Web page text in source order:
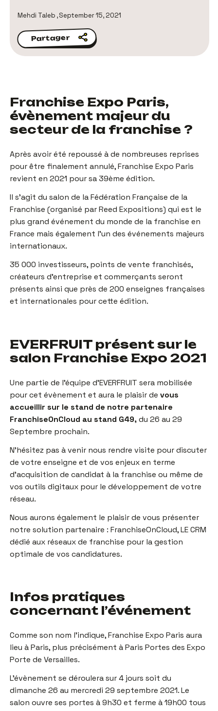
Mehdi Taleb ,September 15, 2021
Partager
Partager
Franchise Expo Paris,
évènement majeur du
secteur de la franchise ?
Après avoir été repoussé à de nombreuses reprises
pour être finalement annulé, Franchise Expo Paris
revient en 2021 pour sa 39ème édition.
Il s’agit du salon de la Fédération Française de la
Franchise (organisé par Reed Expositions) qui est le
plus grand événement du monde de la franchise en
France mais également l’un des événements majeurs
internationaux.
35 000 investisseurs, points de vente franchisés,
créateurs d’entreprise et commerçants seront
présents ainsi que près de 200 enseignes françaises
et internationales pour cette édition.
EVERFRUIT présent sur le
salon Franchise Expo 2021
Une partie de l’équipe d’EVERFRUIT sera mobilisée
pour cet évènement et aura le plaisir de vous
accueillir sur le stand de notre partenaire
FranchiseOnCloud au stand G49,du 26 au 29
Septembre prochain.
N’hésitez pas à venir nous rendre visite pour discuter
de votre enseigne et de vos enjeux en terme
d’acquisition de candidat à la franchise ou même de
vos outils digitaux pour le développement de votre
réseau.
Nous aurons également le plaisir de vous présenter
notre solution partenaire : FranchiseOnCloud, LE CRM
dédié aux réseaux de franchise pour la gestion
optimale de vos candidatures.
Infos pratiques
concernant l’événement
Comme son nom l’indique, Franchise Expo Paris aura
lieu à Paris, plus précisément à Paris Portes des Expo
Porte de Versailles.
L’évènement se déroulera sur 4 jours soit du
dimanche 26 au mercredi 29 septembre 2021. Le
salon ouvre ses portes à 9h30 et ferme à 19h00 tous